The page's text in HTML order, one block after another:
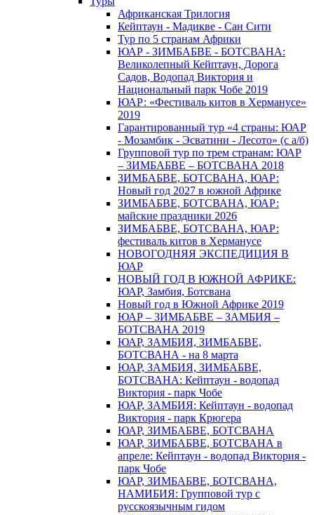
Африканская Трилогия
Кейптаун - Мадикве - Сан Сити
Тур по 5 странам Африки
ЮАР - ЗИМБАБВЕ - БОТСВАНА:
Великолепный Кейптаун, Дорога
Садов, Водопад Виктория и
Национальный парк Чобе 2019
ЮАР: «Фестиваль китов в Херманусе»
2019
Гарантированный тур «4 страны: ЮАР
- Мозамбик - Эсватини - Лесото» (с а/б)
Групповой тур по трем странам: ЮАР
– ЗИМБАБВЕ – БОТСВАНА 2018
ЗИМБАБВЕ, БОТСВАНА, ЮАР:
Новый год 2027 в южной Африке
ЗИМБАБВЕ, БОТСВАНА, ЮАР:
майские праздники 2026
ЗИМБАБВЕ, БОТСВАНА, ЮАР:
фестиваль китов в Херманусе
НОВОГОДНЯЯ ЭКСПЕДИЦИЯ В
ЮАР
НОВЫЙ ГОД В ЮЖНОЙ АФРИКЕ:
ЮАР, Замбия, Ботсвана
Новый год в Южной Африке 2019
ЮАР – ЗИМБАБВЕ – ЗАМБИЯ –
БОТСВАНА 2019
ЮАР, ЗАМБИЯ, ЗИМБАБВЕ,
БОТСВАНА - на 8 марта
ЮАР, ЗАМБИЯ, ЗИМБАБВЕ,
БОТСВАНА: Кейптаун - водопад
Виктория - парк Чобе
ЮАР, ЗАМБИЯ: Кейптаун - водопад
Виктория - парк Крюгера
ЮАР, ЗИМБАБВЕ, БОТСВАНА
ЮАР, ЗИМБАБВЕ, БОТСВАНА в
апреле: Кейптаун - водопад Виктория -
парк Чобе
ЮАР, ЗИМБАБВЕ, БОТСВАНА,
НАМИБИЯ: Групповой тур с
русскоязычным гидом